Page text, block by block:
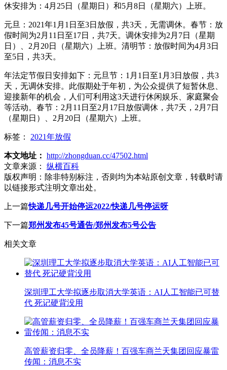
休安排为：4月25日（星期日）和5月8日（星期六）上班。
元旦：2021年1月1日至3日放假，共3天，无需调休。春节：放
假时间为2月11日至17日，共7天。调休安排为2月7日（星期
日）、2月20日（星期六）上班。清明节：放假时间为4月3日
至5日，共3天。
年法定节假日安排如下：元旦节：1月1日至1月3日放假，共3
天，无调休安排。此假期处于年初，为公众提供了短暂休息、
迎接新年的机会，人们可利用这3天进行休闲娱乐、家庭聚会
等活动。春节：2月11日至2月17日放假调休，共7天，2月7日
（星期日）、2月20日（星期六）上班。
标签： 2021年放假
本文地址： http://zhongduan.cc/47502.html
文章来源：
纵横百科
版权声明： 除非特别标注，否则均为本站原创文章，转载时请
以链接形式注明文章出处。
上一篇快递几号开始停运2022/快递几号停运呀
下一篇郑州发布45号通告/郑州发布5号公告
相关文章
深圳理工大学拟逐步取消大学英语：AI人工智能已可替
代 死记硬背没用
高管薪资归零、全员降薪！百强车商兰天集团回应暴雷
传闻：消息不实